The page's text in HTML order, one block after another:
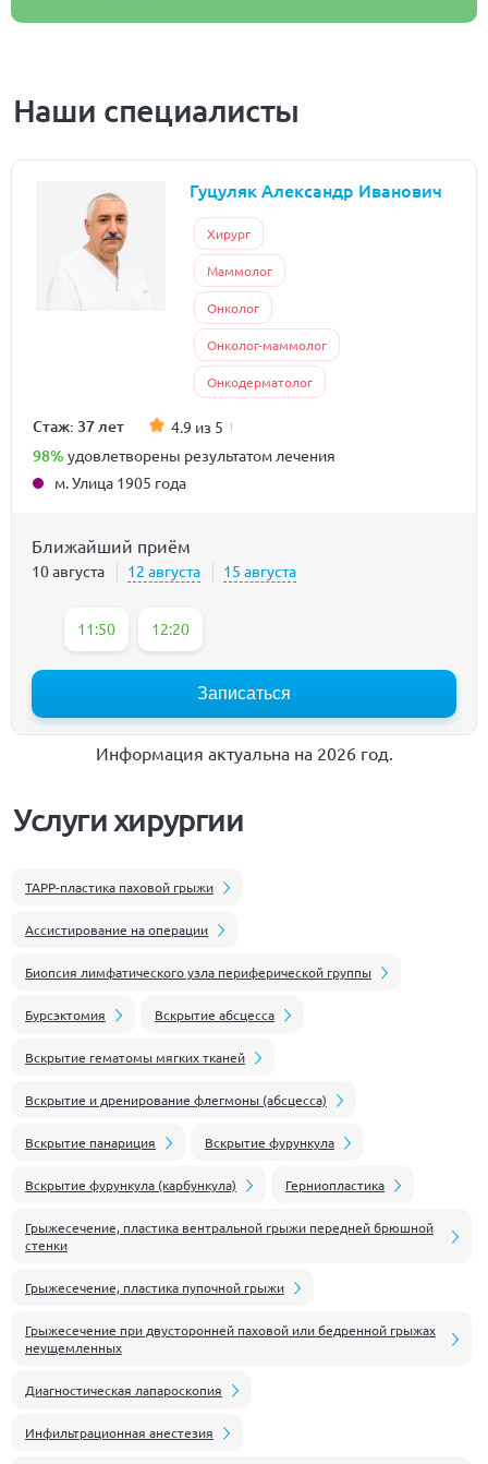
Наши специалисты
Гуцуляк Александр Иванович
Хирург
Маммолог
Онколог
Онколог-маммолог
Онкодерматолог
Стаж: 37 лет 4.9 из 5
98% удовлетворены результатом лечения
м. Улица 1905 года
Ближайший приём
10 августа 12 августа 15 августа
11:50 12:20
Записаться
Информация актуальна на 2026 год.
Услуги хирургии
TAPP-пластика паховой грыжи
Ассистирование на операции
Биопсия лимфатического узла периферической группы
Бурсэктомия Вскрытие абсцесса
Вскрытие гематомы мягких тканей
Вскрытие и дренирование флегмоны (абсцесса)
Вскрытие панариция Вскрытие фурункула
Вскрытие фурункула (карбункула) Герниопластика
Грыжесечение, пластика вентральной грыжи передней брюшной
стенки
Грыжесечение, пластика пупочной грыжи
Грыжесечение при двусторонней паховой или бедренной грыжах
неущемленных
Диагностическая лапароскопия
Инфильтрационная анестезия